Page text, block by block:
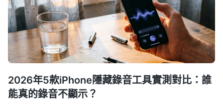
2026年5款iPhone隱藏錄音工具實測對比：誰
能真的錄音不顯示？